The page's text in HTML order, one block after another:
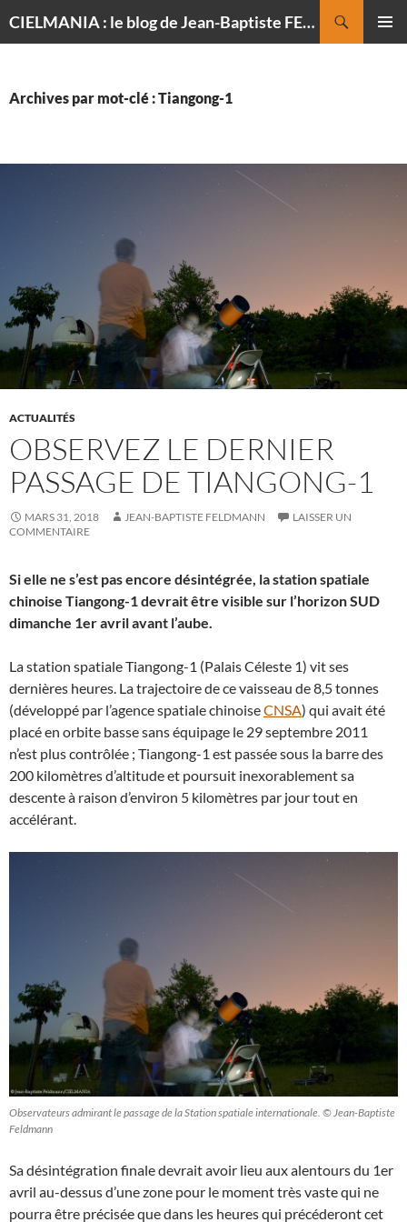
CIELMANIA : le blog de Jean-Baptiste FELDMANN, photographe du ciel
Archives par mot-clé : Tiangong-1
ACTUALITÉS
OBSERVEZ LE DERNIER
PASSAGE DE TIANGONG-1
MARS 31, 2018 JEAN-BAPTISTE FELDMANN
LAISSER UN
COMMENTAIRE
Si elle ne s’est pas encore désintégrée, la station spatiale
chinoise Tiangong-1 devrait être visible sur l’horizon SUD
dimanche 1er avril avant l’aube.
La station spatiale Tiangong-1 (Palais Céleste 1) vit ses
dernières heures. La trajectoire de ce vaisseau de 8,5 tonnes
(développé par l’agence spatiale chinoiseCNSA) qui avait été
placé en orbite basse sans équipage le 29 septembre 2011
n’est plus contrôlée ; Tiangong-1 est passée sous la barre des
200 kilomètres d’altitude et poursuit inexorablement sa
descente à raison d’environ 5 kilomètres par jour tout en
accélérant.
Observateurs admirant le passage de la Station spatiale internationale. © Jean-Baptiste
Feldmann
Sa désintégration finale devrait avoir lieu aux alentours du 1er
avril au-dessus d’une zone pour le moment très vaste qui ne
pourra être précisée que dans les heures qui précéderont cet